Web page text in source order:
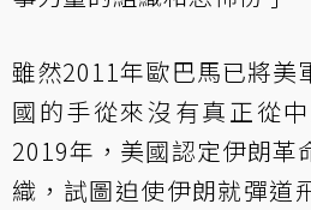
雖然2011年歐巴馬已將美
國的手從來沒有真正從
2019年，美國認定伊朗革
織，試圖迫使伊朗就彈道